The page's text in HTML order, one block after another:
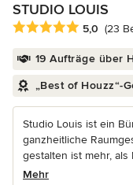
STUDIO LOUIS
Durchschnittliche
5,0 (23
19 Aufträge über
„Best of Houzz“-
Studio Louis ist ein
ganzheitliche
gestalten ist mehr, als
Mehr